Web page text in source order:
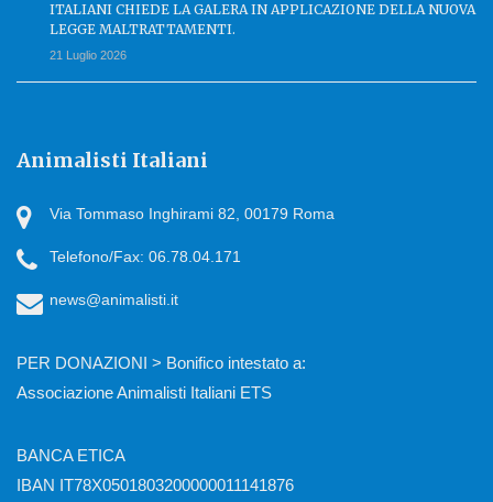
ITALIANI CHIEDE LA GALERA IN APPLICAZIONE DELLA NUOVA
LEGGE MALTRATTAMENTI.
21 Luglio 2026
Animalisti Italiani
Via Tommaso Inghirami 82, 00179 Roma
Telefono/Fax: 06.78.04.171
news@animalisti.it
PER DONAZIONI > Bonifico intestato a:
Associazione Animalisti Italiani ETS
BANCA ETICA
IBAN IT78X0501803200000011141876